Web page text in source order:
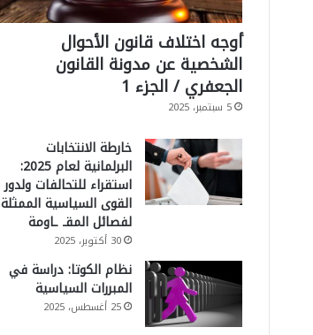
أوجه اختلاف قانون الأحوال
الشخصية عن مدونة القانون
الجعفري / الجزء 1
5 سبتمبر، 2025
خارطة الانتخابات
البرلمانية لعام 2025:
استقراء للتحالفات ولدور
القوى السياسية الممثلة
لفصائل المقـ ـاومة
30 أكتوبر، 2025
نظام الكوتا: دراسة في
المبررات السياسية
25 أغسطس، 2025